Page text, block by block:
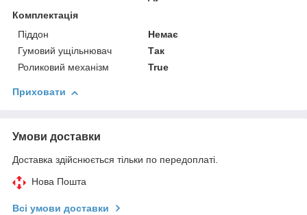
Комплектація
Піддон
Немає
Гумовий ущільнювач
Так
Роликовий механізм
True
Приховати
Умови доставки
Доставка здійснюється тільки по передоплаті.
Нова Пошта
Всі умови доставки